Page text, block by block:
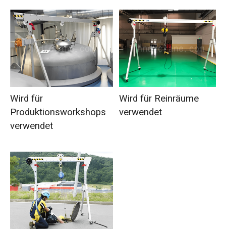
Wird für
Produktionsworkshops
verwendet
Wird für Reinräume
verwendet